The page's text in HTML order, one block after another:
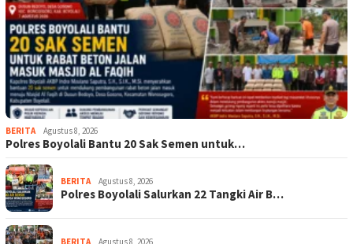
BERITA Agustus 8, 2026
Polres Boyolali Bantu 20 Sak Semen untuk…
BERITA Agustus 8, 2026
Polres Boyolali Salurkan 22 Tangki Air B…
BERITA Agustus 8, 2026